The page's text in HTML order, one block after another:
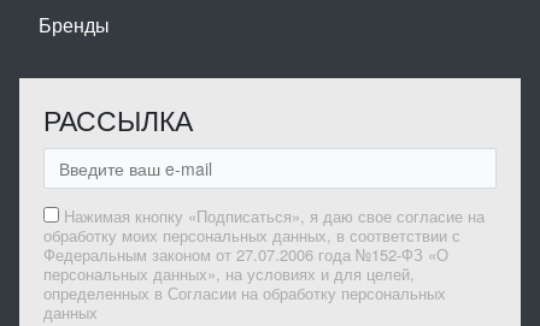
Бренды
РАССЫЛКА
Нажимая кнопку «Подписаться», я даю свое согласие на
обработку моих персональных данных, в соответствии с
Федеральным законом от 27.07.2006 года №152-ФЗ «О
персональных данных», на условиях и для целей,
определенных в Согласии на обработку персональных
данных